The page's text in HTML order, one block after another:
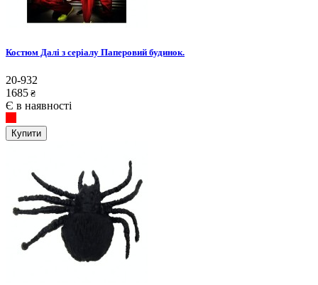
Костюм Далі з серіалу Паперовий будинок.
20-932
1685 ₴
Є в наявності
Купити